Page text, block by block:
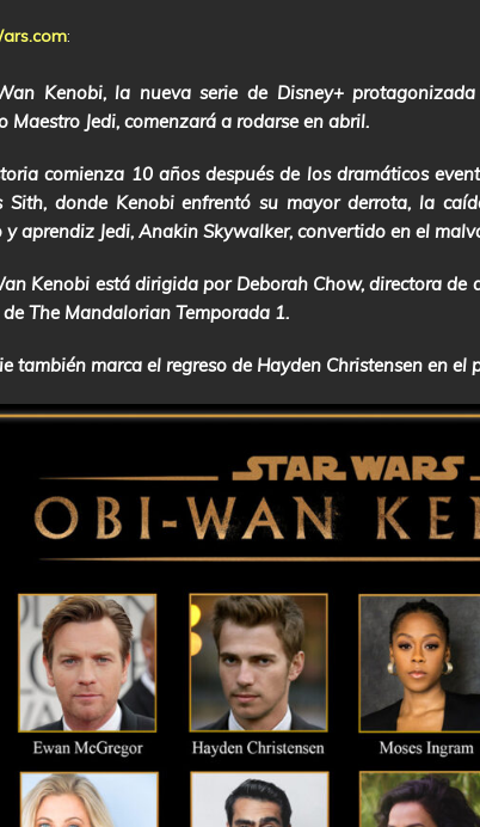
:
Kenobi, la nueva serie de Disney+
Maestro Jedi, comenzará a rodarse en abril.
comienza 10 años después de los dramáticos
Sith,donde Kenobi enfrentó su mayor derrota, la
y aprendiz Jedi, Anakin Skywalker, convertido en el
Kenobi está dirigida por Deborah Chow, directora de
The Mandalorian Temporada 1.
también marca el regreso de Hayden Christensen en el